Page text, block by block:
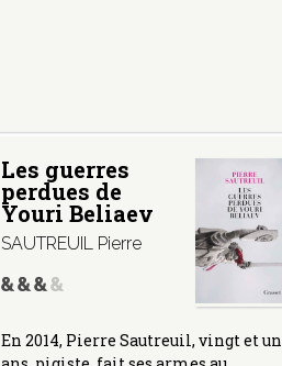
Les guerres
perdues de
Youri Beliaev
SAUTREUIL Pierre
En 2014, Pierre Sautreuil, vingt et un